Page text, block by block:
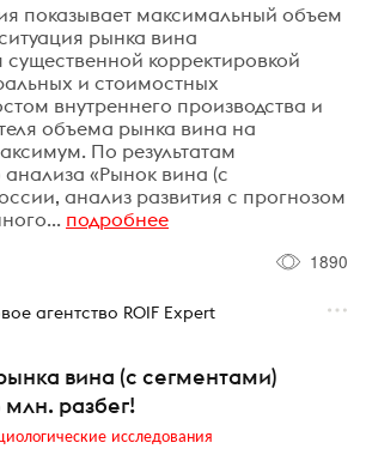
показывает максимальный объем
рынка вина
существенной корректировкой
и стоимостных
внутреннего производства и
объема рынка вина на
По результатам
анализа «Рынок вина (с
анализ развития с прогнозом
подробнее
1890
агентство ROIF Expert
вина (с сегментами)
разбег!
исследования